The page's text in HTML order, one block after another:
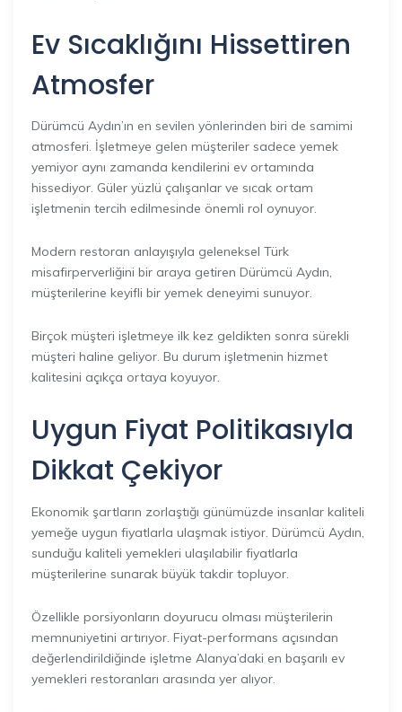
Ev Sıcaklığını Hissettiren
Atmosfer
Dürümcü Aydın’ın en sevilen yönlerinden biri de samimi
atmosferi. İşletmeye gelen müşteriler sadece yemek
yemiyor aynı zamanda kendilerini ev ortamında
hissediyor. Güler yüzlü çalışanlar ve sıcak ortam
işletmenin tercih edilmesinde önemli rol oynuyor.
Modern restoran anlayışıyla geleneksel Türk
misafirperverliğini bir araya getiren Dürümcü Aydın,
müşterilerine keyifli bir yemek deneyimi sunuyor.
Birçok müşteri işletmeye ilk kez geldikten sonra sürekli
müşteri haline geliyor. Bu durum işletmenin hizmet
kalitesini açıkça ortaya koyuyor.
Uygun Fiyat Politikasıyla
Dikkat Çekiyor
Ekonomik şartların zorlaştığı günümüzde insanlar kaliteli
yemeğe uygun fiyatlarla ulaşmak istiyor. Dürümcü Aydın,
sunduğu kaliteli yemekleri ulaşılabilir fiyatlarla
müşterilerine sunarak büyük takdir topluyor.
Özellikle porsiyonların doyurucu olması müşterilerin
memnuniyetini artırıyor. Fiyat-performans açısından
değerlendirildiğinde işletme Alanya’daki en başarılı ev
yemekleri restoranları arasında yer alıyor.